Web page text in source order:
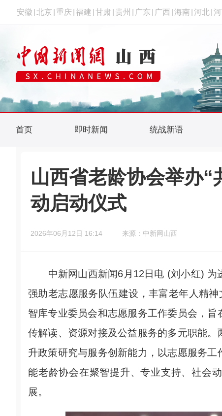
安徽 北京 重庆 福建 甘肃 贵州 广东 广西 海南 河北
首页 即时新闻 统战新语
山西省老龄协会举办
动启动仪式
2026年06月12日 16:14 来源：中新网山西
中新网山西新闻6月12日电 (刘小红) 为
强助老志愿服务队伍建设，丰富老年人精
智库专业委员会和志愿服务工作委员会，
传解读、资源对接及公益服务的多元职能
升政策研究与服务创新能力，以志愿服务
能老龄协会在聚智提升、专业支持、社会
展。